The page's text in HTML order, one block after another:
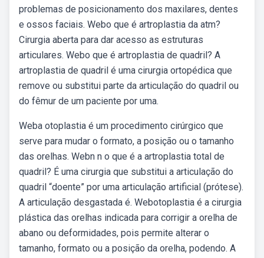
problemas de posicionamento dos maxilares, dentes
e ossos faciais. Webo que é artroplastia da atm?
Cirurgia aberta para dar acesso as estruturas
articulares. Webo que é artroplastia de quadril? A
artroplastia de quadril é uma cirurgia ortopédica que
remove ou substitui parte da articulação do quadril ou
do fêmur de um paciente por uma.
Weba otoplastia é um procedimento cirúrgico que
serve para mudar o formato, a posição ou o tamanho
das orelhas. Webn n o que é a artroplastia total de
quadril? É uma cirurgia que substitui a articulação do
quadril “doente” por uma articulação artificial (prótese).
A articulação desgastada é. Webotoplastia é a cirurgia
plástica das orelhas indicada para corrigir a orelha de
abano ou deformidades, pois permite alterar o
tamanho, formato ou a posição da orelha, podendo. A